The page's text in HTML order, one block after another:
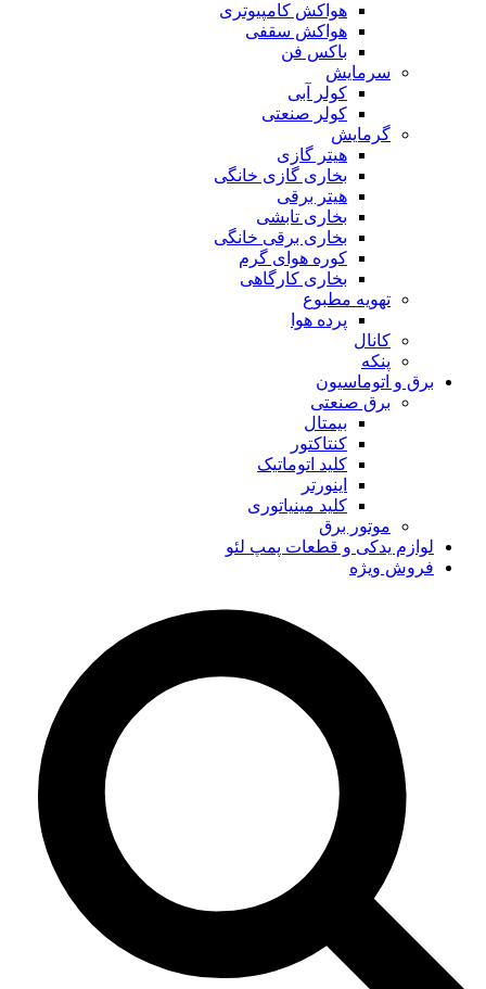
هواکش کامپیوتری
هواکش سقفی
باکس فن
سرمایش
کولر آبی
کولر صنعتی
گرمایش
هیتر گازی
بخاری گازی خانگی
هیتر برقی
بخاری تابشی
بخاری برقی خانگی
کوره هوای گرم
بخاری کارگاهی
تهویه مطبوع
پرده هوا
کانال
پنکه
برق و اتوماسیون
برق صنعتی
بیمتال
کنتاکتور
کلید اتوماتیک
اینورتر
کلید مینیاتوری
موتور برق
لوازم یدکی و قطعات پمپ لئو
فروش ویژه